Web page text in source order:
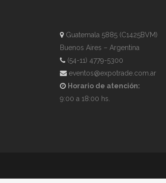
Guatemala 5885 (C1425BVM)
Buenos Aires – Argentina
(54-11) 4779-5300
eventos@expotrade.com.ar
Horario de atención:
9:00 a 18:00 hs.